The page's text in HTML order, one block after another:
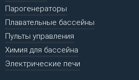
Парогенераторы
Плавательные бассейны
Пульты управления
Химия для бассейна
Электрические печи